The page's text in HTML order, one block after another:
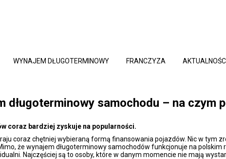
WYNAJEM DŁUGOTERMINOWY FRANCZYZA AKTUALNOŚCI
długoterminowy samochodu – na czym
coraz bardziej zyskuje na popularności.
coraz chętniej wybieraną formą finansowania pojazdów. Nic w tym
że wynajem długoterminowy samochodów funkcjonuje na
Najczęściej są to osoby, które w danym momencie nie mają